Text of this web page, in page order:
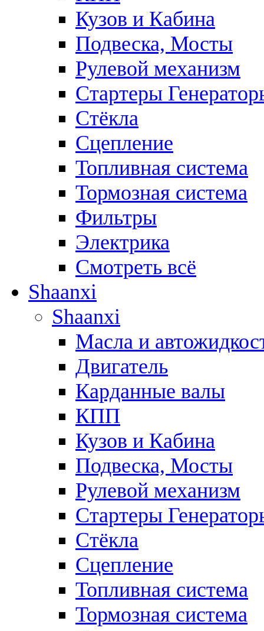
Кузов и Кабина
Подвеска, Мосты
Рулевой механизм
Стартеры
Стёкла
Сцепление
Топливная система
Тормозная система
Фильтры
Электрика
Смотреть всё
Shaanxi
Shaanxi
Масла и
Двигатель
Карданные валы
КПП
Кузов и Кабина
Подвеска, Мосты
Рулевой механизм
Стартеры
Стёкла
Сцепление
Топливная система
Тормозная система